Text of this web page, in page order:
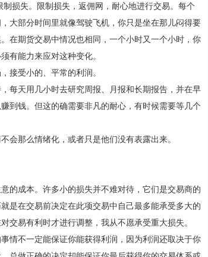
失。限制损失，返佣网，耐心地进行交易。每个
大部分时间里就像驾驶飞机，你只是坐在那儿闷得要
在期货交易中情况也相同，一个小时又一个小时，你
有能力来应对这种变化。
接受小的、平常的利润。
每天用几小时去研究周报、月报和长期报告，并在早
到钱。但这的确需要非凡的耐心，有时候需要等几个
会那么情绪化，或者只是他们没有表露出来。
成本。许多小的损失并不难对待，它们是交易商的
是在交易前决定在此项交易中自己最多能承受多大的
交易有利时才进行调整，我从不愿承受重大损失。
情不一定能保证你能获得利润，因为利润还取决于你